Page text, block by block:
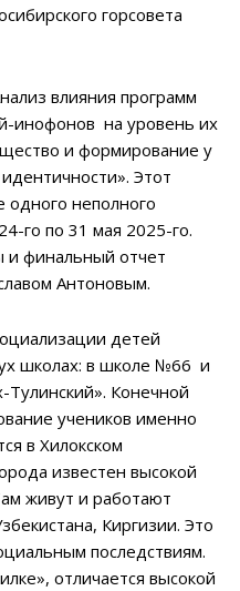
горсовета
влияния программ
инофонов на уровень их
и формирование у
Этот
одного неполного
го по 31 мая 2025-го.
и финальный отчет
Антоновым.
детей
школах: в школе №66 и
Конечной
учеников именно
в Хилокском
известен высокой
живут и работают
Киргизии. Это
последствиям.
отличается высокой